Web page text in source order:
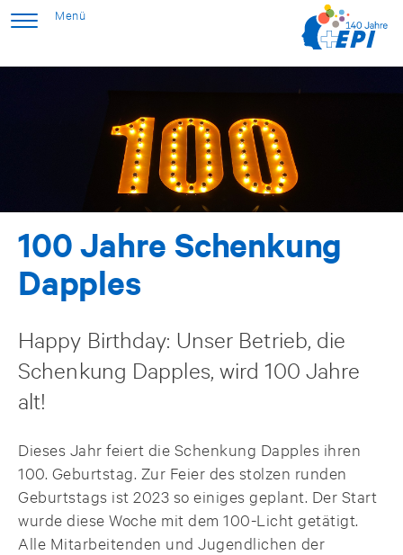
100 Jahre Schenkung
Dapples
Happy Birthday: Unser Betrieb, die
Schenkung Dapples, wird 100 Jahre
alt!
Dieses Jahr feiert die Schenkung Dapples ihren
100. Geburtstag. Zur Feier des stolzen runden
Geburtstags ist 2023 so einiges geplant. Der Start
wurde diese Woche mit dem 100-Licht getätigt.
Alle Mitarbeitenden und Jugendlichen der